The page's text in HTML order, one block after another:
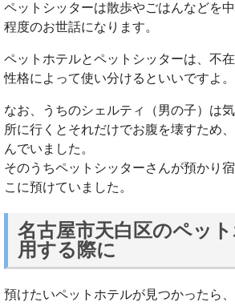
ペットシッターは散歩やごはんなどを
程度のお世話になります。
ペットホテルとペットシッターは、不
性格によって使い分けるといいですよ。
なお、うちのシェルティ（男の子）は
所に行くとそれだけでお腹を壊すため
んでいました。
そのうちペットシッターさんが預かり
こに預けていました。
名古屋市天白区のペッ
用する際に
預けたいペットホテルが見つかったら